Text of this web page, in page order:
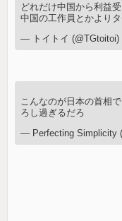
どれだけ中国から利益
中国の工作員とかより
— トイトイ (@TGtoitoi)
こんなのが日本の首相
ろし過ぎるだろ
— Perfecting Simplicity